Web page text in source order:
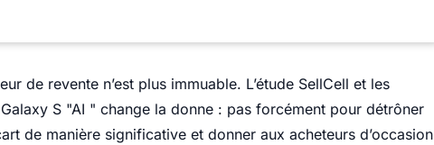
de revente n’est plus immuable. L’étude SellCell et les
S "AI " change la donne : pas forcément pour détrôner
de manière significative et donner aux acheteurs d’occasion